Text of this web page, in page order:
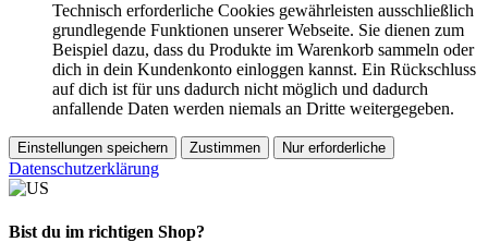
Technisch erforderliche Cookies gewährleisten ausschließlich
grundlegende Funktionen unserer Webseite. Sie dienen zum
Beispiel dazu, dass du Produkte im Warenkorb sammeln oder
dich in dein Kundenkonto einloggen kannst. Ein Rückschluss
auf dich ist für uns dadurch nicht möglich und dadurch
anfallende Daten werden niemals an Dritte weitergegeben.
Einstellungen speichern Zustimmen Nur erforderliche
Datenschutzerklärung
Bist du im richtigen Shop?